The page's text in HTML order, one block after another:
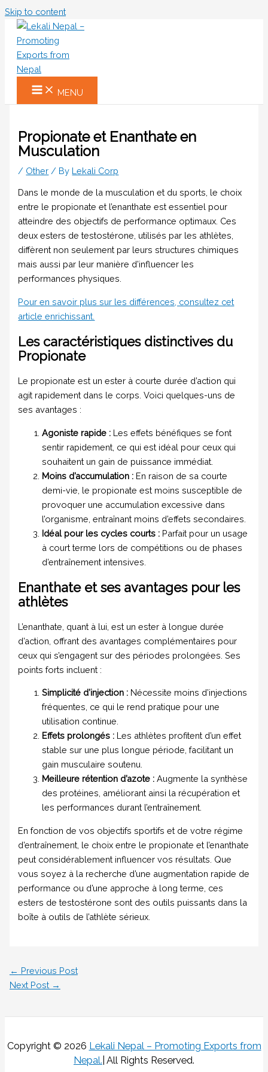
Skip to content
MENU
Propionate et Enanthate en
Musculation
/ Other / By Lekali Corp
Dans le monde de la musculation et du sports, le choix
entre le propionate et l’enanthate est essentiel pour
atteindre des objectifs de performance optimaux. Ces
deux esters de testostérone, utilisés par les athlètes,
diffèrent non seulement par leurs structures chimiques
mais aussi par leur manière d’influencer les
performances physiques.
Pour en savoir plus sur les différences, consultez cet
article enrichissant.
Les caractéristiques distinctives du
Propionate
Le propionate est un ester à courte durée d’action qui
agit rapidement dans le corps. Voici quelques-uns de
ses avantages :
Agoniste rapide : Les effets bénéfiques se font
sentir rapidement, ce qui est idéal pour ceux qui
souhaitent un gain de puissance immédiat.
Moins d’accumulation : En raison de sa courte
demi-vie, le propionate est moins susceptible de
provoquer une accumulation excessive dans
l’organisme, entraînant moins d’effets secondaires.
Idéal pour les cycles courts : Parfait pour un usage
à court terme lors de compétitions ou de phases
d’entraînement intensives.
Enanthate et ses avantages pour les
athlètes
L’enanthate, quant à lui, est un ester à longue durée
d’action, offrant des avantages complémentaires pour
ceux qui s’engagent sur des périodes prolongées. Ses
points forts incluent :
Simplicité d’injection : Nécessite moins d’injections
fréquentes, ce qui le rend pratique pour une
utilisation continue.
Effets prolongés : Les athlètes profitent d’un effet
stable sur une plus longue période, facilitant un
gain musculaire soutenu.
Meilleure rétention d’azote : Augmente la synthèse
des protéines, améliorant ainsi la récupération et
les performances durant l’entraînement.
En fonction de vos objectifs sportifs et de votre régime
d’entraînement, le choix entre le propionate et l’enanthate
peut considérablement influencer vos résultats. Que
vous soyez à la recherche d’une augmentation rapide de
performance ou d’une approche à long terme, ces
esters de testostérone sont des outils puissants dans la
boîte à outils de l’athlète sérieux.
← Previous Post
Next Post →
Copyright © 2026 Lekali Nepal – Promoting Exports from
Nepal. | All Rights Reserved.